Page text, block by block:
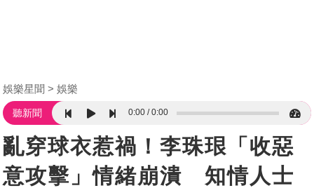
娛樂星聞 娛樂
聽新聞 0:00 0:00
亂穿球衣惹禍！李珠珢「收惡
意攻擊」情緒崩潰 知情人士